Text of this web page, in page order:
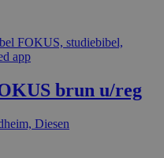
brun u/reg
Diesen